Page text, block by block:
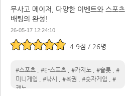
무사고 메이저, 다양한 이벤트와 스포츠
배팅의 완성!
26-05-17 12:24:10
4.9점 / 26명
#스포츠 #E-스포츠 #카지노 #슬롯
#
미니게임
#낚시 #복권 #숫자게임
#
케노